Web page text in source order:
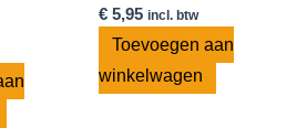
€5,95 incl. btw
Toevoegen aan
winkelwagen